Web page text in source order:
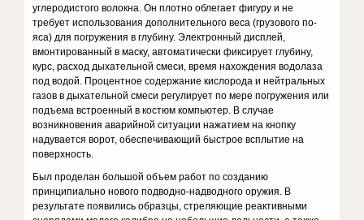
углеродистого волокна. Он плотно облегает фигу­ру и не
требует использования дополнительного веса (грузового по­
яса) для погружения в глубину. Электронный дисплей,
вмонтирован­ный в маску, автоматически фиксирует глубину,
курс, расход дыхательной смеси, время нахождения водолаза
под водой. Процен­тное содержание кислорода и нейтральных
газов в дыхательной сме­си регулирует по мере погружения или
подъема встроенный в кос­тюм компьютер. В случае
возникновения аварийной ситуации нажатием на кнопку
надувается ворот, обеспечивающий быстрое всплытие на
поверхность.
Был проделан большой объем работ по созданию
принципиаль­но нового подводно-надводного оружия. В
результате появились об­разцы, стреляющие реактивными